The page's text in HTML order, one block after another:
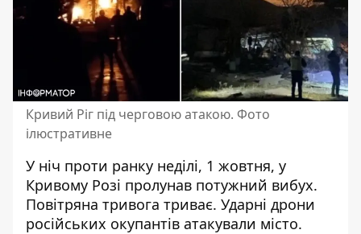
Кривий Ріг під черговою атакою. Фото
ілюстративне
У ніч проти ранку неділі, 1 жовтня, у
Кривому Розі пролунав потужний вибух.
Повітряна тривога триває. Ударні дрони
російських окупантів атакували місто.